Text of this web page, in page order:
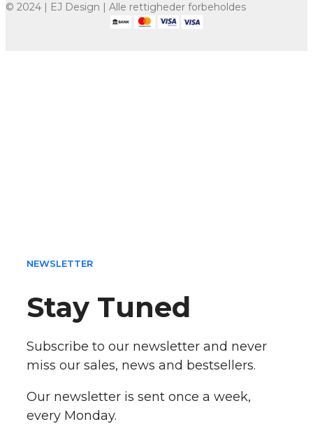
© 2024 | EJ Design | Alle rettigheder forbeholdes
NEWSLETTER
Stay Tuned
Subscribe to our newsletter and never
miss our sales, news and bestsellers.
Our newsletter is sent once a week,
every Monday.